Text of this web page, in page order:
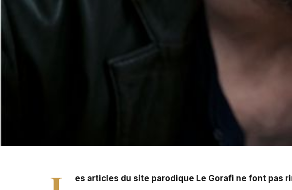
es articles du site parodique Le Gorafi ne font pas